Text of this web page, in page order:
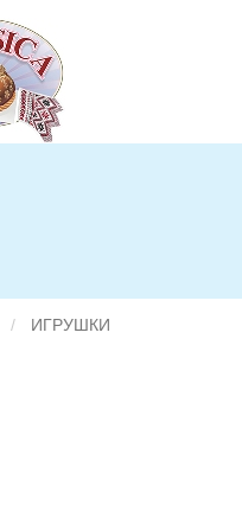
ИГРУШКИ